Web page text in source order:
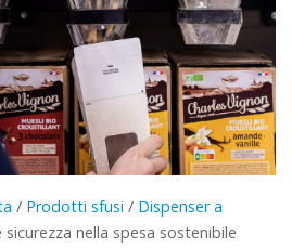
/ Prodotti sfusi / Dispenser a
nella spesa sostenibile